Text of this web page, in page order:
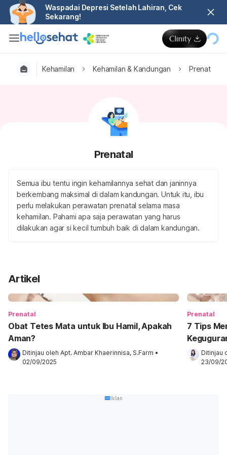
Waspadai Depresi Setelah Lahiran, Cek
Sekarang!
Kehamilan Kehamilan & Kandungan Prenatal
Prenatal
Semua ibu tentu ingin kehamilannya sehat dan janinnya
berkembang maksimal di dalam kandungan. Untuk itu, ibu
perlu melakukan perawatan prenatal selama masa
kehamilan. Pahami apa saja perawatan yang harus
dilakukan agar si kecil tumbuh baik di dalam kandungan.
Artikel
Prenatal
Obat Tetes Mata untuk Ibu Hamil, Apakah
Aman?
Ditinjau oleh Apt. Ambar Khaerinnisa, S.Farm •
02/09/2025
Prenatal
7 Tips
Ditinjau
23/09/
Iklan